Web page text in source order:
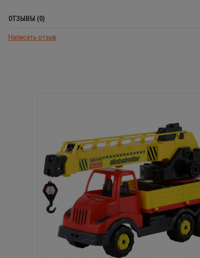
ОТЗЫВЫ (0)
Написать отзыв